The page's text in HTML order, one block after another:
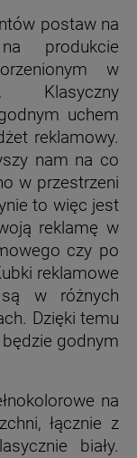
postaw na
produkcie
w
Klasyczny
uchem
reklamowy.
nam na co
w przestrzeni
to więc jest
reklamę w
czy po
reklamowe
w różnych
Dzięki temu
godnym
na
łącznie z
biały.